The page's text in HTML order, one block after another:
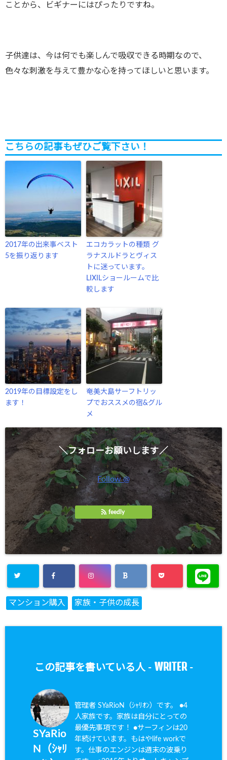
ことから、ビギナーにはぴったりですね。
子供達は、今は何でも楽しんで吸収できる時期なので、
色々な刺激を与えて豊かな心を持ってほしいと思います。
こちらの記事もぜひご覧下さい！
2017年の出来事ベスト
5を振り返ります
エコカラットの種類 グ
ラナスルドラとヴィス
トに迷っています。
LIXILショールームで比
較します
2019年の目標設定をし
ます！
奄美大島サーフトリッ
プでおススメの宿&グル
メ
＼フォローお願いします／
Follow @
feedly
マンション購入 家族・子供の成長
この記事を書いている人 - WRITER-
SYaRio
N（ｼｬﾘ
管理者 SYaRioN（ｼｬﾘｵﾝ）です。 ●4
人家族です。家族は自分にとっての
最優先事項です！ ●サーフィンは20
年続けています。もはやlife workで
す。仕事のエンジンは週末の波乗り